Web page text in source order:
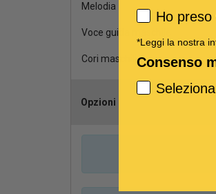
Melodia
Voce guida maschile
Cori maschili
Opzioni
Privacy
Ho
*Leggi la nostra
Consenso